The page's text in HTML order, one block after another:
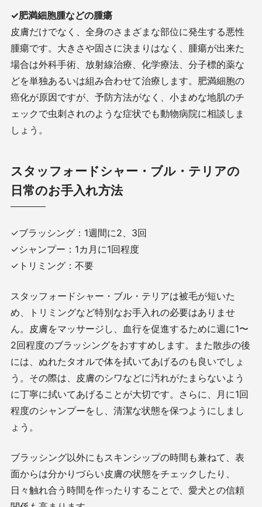
✓肥満細胞腫などの腫瘍
皮膚だけでなく、全身のさまざまな部位に発生する悪性
腫瘍です。大きさや固さに決まりはなく、腫瘍が出来た
場合は外科手術、放射線治療、化学療法、分子標的薬な
どを単独あるいは組み合わせて治療します。肥満細胞の
癌化が原因ですが、予防方法がなく、小まめな地肌のチ
ェックで虫刺されのような症状でも動物病院に相談しま
しょう。
スタッフォードシャー・ブル・テリアの
日常のお手入れ方法
✓ブラッシング：1週間に2、3回
✓シャンプー：1カ月に1回程度
✓トリミング：不要
スタッフォードシャー・ブル・テリアは被毛が短いた
め、トリミングなど特別なお手入れの必要はありませ
ん。皮膚をマッサージし、血行を促進するために週に1〜
2回程度のブラッシングをおすすめします。また散歩の後
には、ぬれたタオルで体を拭いてあげるのも良いでしょ
う。その際は、皮膚のシワなどに汚れがたまらないよう
に丁寧に拭いてあげることが大切です。さらに、月に1回
程度のシャンプーをし、清潔な状態を保つようにしまし
ょう。
ブラッシング以外にもスキンシップの時間も兼ねて、表
面からは分かりづらい皮膚の状態をチェックしたり、
日々触れ合う時間を作ったりすることで、愛犬との信頼